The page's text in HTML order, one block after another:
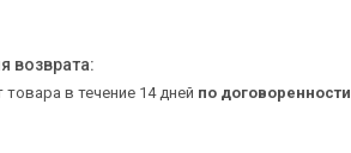
товара в течение 14 дней по договоренности